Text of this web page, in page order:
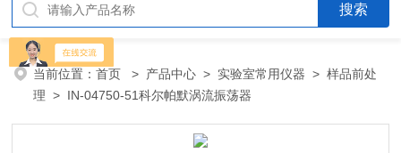
当前位置：首页 > 产品中心 > 实验室常用仪器 >样品前处
理 > IN-04750-51科尔帕默涡流振荡器